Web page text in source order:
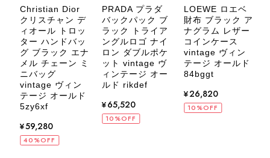
します。 VintageShop solo
2026/08/05
Christian Dior
クリスチャン デ
ィオール トロッ
ター ハンドバッ
グ ブラック エナ
メル チェーン ミ
ニバッグ
vintage ヴィン
テージ オールド
5zy6xf
¥59,280
40%OFF
PRADA プラダ
バックパック ブ
ラック トライア
ングルロゴ ナイ
ロン ダブルポケ
ット vintage ヴ
ィンテージ オー
ルド rikdef
¥65,520
10%OFF
LOEWE ロエベ
財布 ブラック ア
ナグラム レザー
コインケース
vintage ヴィン
テージ オールド
84bggt
¥26,820
10%OFF